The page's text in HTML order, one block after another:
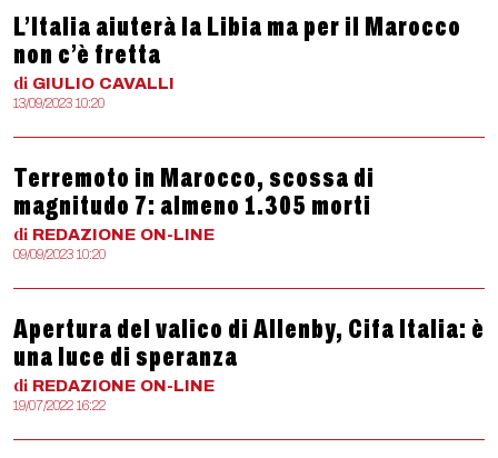
L’Italia aiuterà la Libia ma per il Marocco
non c’è fretta
di GIULIO CAVALLI
13/09/2023 10:20
Terremoto in Marocco, scossa di
magnitudo 7: almeno 1.305 morti
di REDAZIONE ON-LINE
09/09/2023 10:20
Apertura del valico di Allenby, Cifa Italia: è
una luce di speranza
di REDAZIONE ON-LINE
19/07/2022 16:22